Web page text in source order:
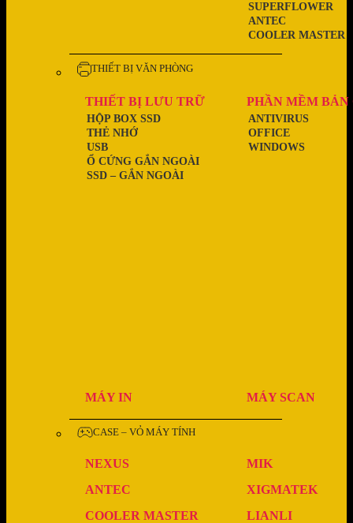
COOLER MASTER
ANTEC
SUPERFLOWER
THIẾT BỊ VĂN PHÒNG
THIẾT BỊ LƯU TRỮ
SSD – GẮN NGOÀI
Ổ CỨNG GẮN NGOÀI
USB
THẺ NHỚ
HỘP BOX SSD
PHẦN MỀM BẢN
WINDOWS
OFFICE
ANTIVIRUS
MÁY IN MÁY SCAN
CASE – VỎ MÁY TÍNH
NEXUS
MIK
ANTEC
XIGMATEK
COOLER MASTER
LIANLI